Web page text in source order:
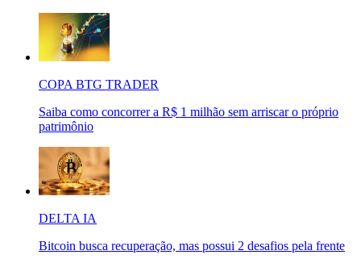
COPA BTG TRADER
Saiba como concorrer a R$ 1 milhão sem arriscar o próprio
patrimônio
DELTA IA
Bitcoin busca recuperação, mas possui 2 desafios pela frente